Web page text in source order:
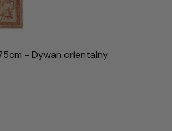
- Dywan orientalny